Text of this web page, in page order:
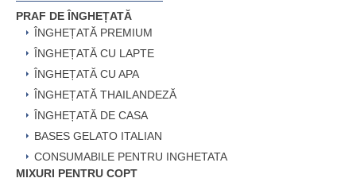
PRAF DE ÎNGHEȚATĂ
ÎNGHEȚATĂ PREMIUM
ÎNGHEȚATĂ CU LAPTE
ÎNGHEȚATĂ CU APA
ÎNGHEȚATĂ THAILANDEZĂ
ÎNGHEȚATĂ DE CASA
BASES GELATO ITALIAN
CONSUMABILE PENTRU INGHETATA
MIXURI PENTRU COPT